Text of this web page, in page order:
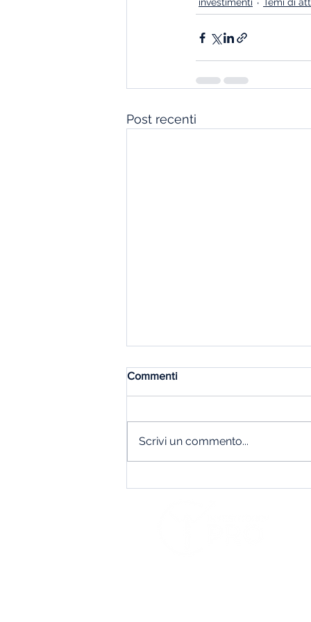
Post recenti
Commenti
Scrivi un commento...